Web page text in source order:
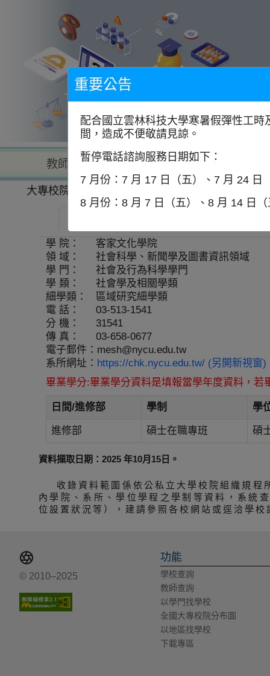
教師查詢 學校查詢
大專校院一覽表
學 院：
客家文化學院
領 域：
社會科學、新聞學及圖書資訊領域
學 門：
社會及行為科學學門
學 類：
社會學及相關學類
細學類：
區域研究細學類
電 話：
03-513-1541
分 機：
31541
傳 真：
03-658-0677
電子郵件： mesh@nycu.edu.tw
系所網址： https://chk.nycu.edu.tw/ (另開新視窗)
畢業學分:畢業學分資料是填報當學年度資料，
日間/進修部 學制 學
進修部 碩士在職專班 碩
資料擷取日期：2025 年10月15日。
收錄資料範圍係依公私立大學校院組織規
內學院、系所、學位學程之學制等資料，系統
位設置狀況等），建請參照各校網站或逕洽學校
© 2010–2025
功能
學校查詢
教師查詢
以學門找學校
全國大專校院分布圖
以地區找學校
下載專區
重要公告
配合國立雲林科技大學寒暑假彈性工
間，造成不便敬請見諒。
暫停電話諮詢服務日期如下：
7 月份：7 月 17 日（五）、7 月 24 日
8 月份：8 月 7 日（五）、8 月 14 日（